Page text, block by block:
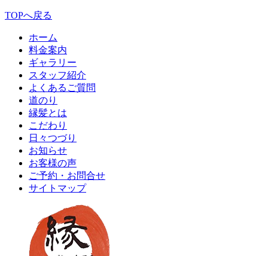
TOPへ戻る
ホーム
料金案内
ギャラリー
スタッフ紹介
よくあるご質問
道のり
縁髪とは
こだわり
日々つづり
お知らせ
お客様の声
ご予約・お問合せ
サイトマップ